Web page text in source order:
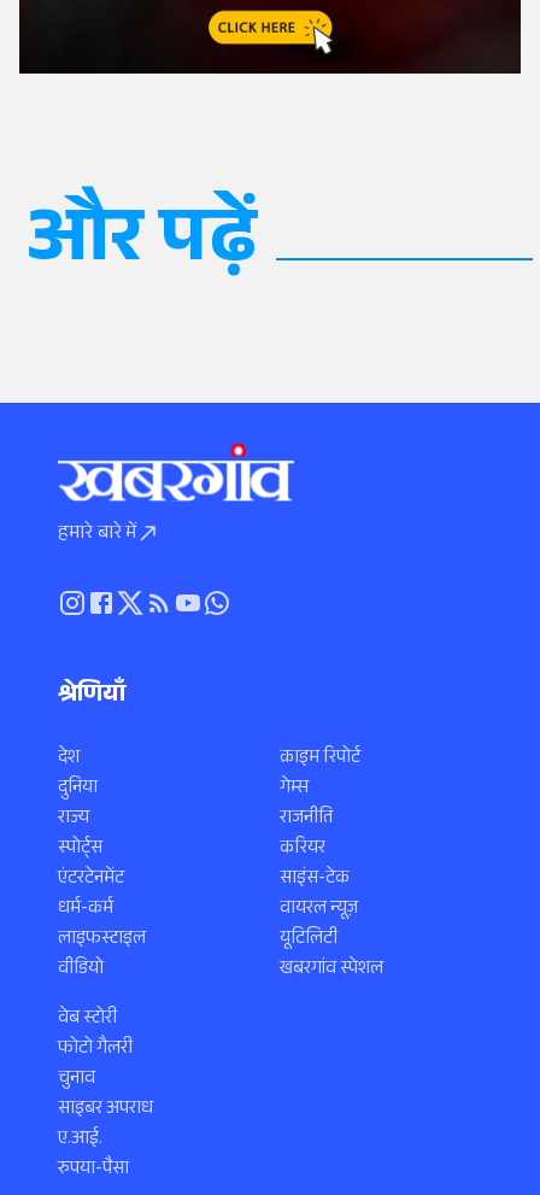
और पढ़ें
हमारे बारे में
श्रेणियाँ
देश
दुनिया
राज्य
स्पोर्ट्स
एंटरटेनमेंट
धर्म-कर्म
लाइफस्टाइल
वीडियो
क्राइम रिपोर्ट
गेम्स
राजनीति
करियर
साइंस-टेक
वायरल न्यूज़
यूटिलिटी
खबरगांव स्पेशल
वेब स्टोरी
फोटो गैलरी
चुनाव
साइबर अपराध
ए.आई.
रुपया-पैसा